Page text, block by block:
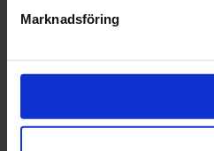
Marknadsföring